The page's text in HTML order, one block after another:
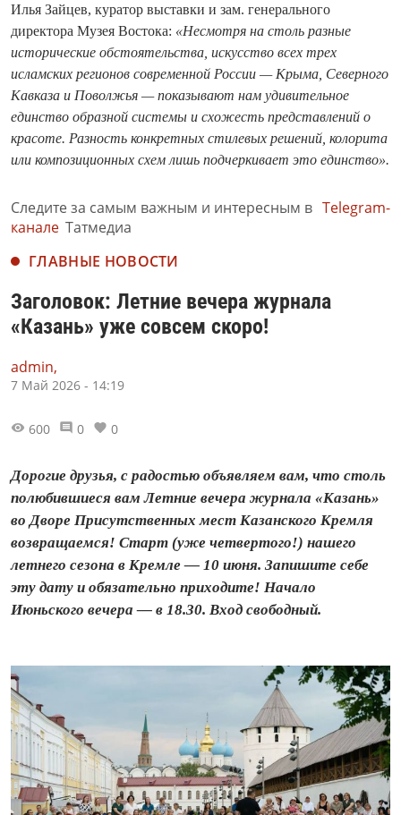
Илья Зайцев, куратор выставки и зам. генерального
директора Музея Востока: «Несмотря на столь разные
исторические обстоятельства, искусство всех трех
исламских регионов современной России — Крыма, Северного
Кавказа и Поволжья — показывают нам удивительное
единство образной системы и схожесть представлений о
красоте. Разность конкретных стилевых решений, колорита
или композиционных схем лишь подчеркивает это единство».
Следите за самым важным и интересным в Telegram-
канале Татмедиа
ГЛАВНЫЕ НОВОСТИ
Заголовок: Летние вечера журнала
«Казань» уже совсем скоро!
admin,
7 Май 2026 - 14:19
600 0 0
Дорогие друзья, с радостью объявляем вам, что столь
полюбившиеся вам Летние вечера журнала «Казань»
во Дворе Присутственных мест Казанского Кремля
возвращаемся! Старт (уже четвертого!) нашего
летнего сезона в Кремле — 10 июня. Запишите себе
эту дату и обязательно приходите! Начало
Июньского вечера — в 18.30. Вход свободный.